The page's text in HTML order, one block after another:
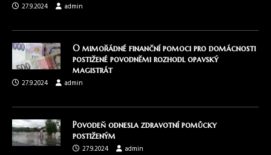
27.9.2024
admin
O mimořádné finanční pomoci pro domácnosti
postižené povodněmi rozhodl opavský
magistrát
27.9.2024
admin
Povodeň odnesla zdravotní pomůcky
postiženým
27.9.2024
admin